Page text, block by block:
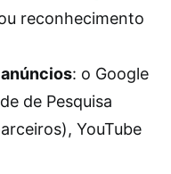
reconhecimento
: o Google
de Pesquisa
YouTube